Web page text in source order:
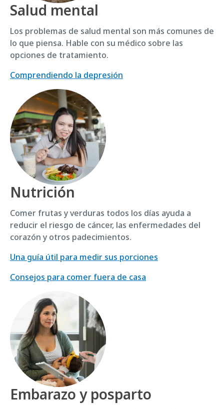
Salud mental
Los problemas de salud mental son más comunes de
lo que piensa. Hable con su médico sobre las
opciones de tratamiento.
Comprendiendo la depresión
Nutrición
Comer frutas y verduras todos los días ayuda a
reducir el riesgo de cáncer, las enfermedades del
corazón y otros padecimientos.
Una guía útil para medir sus porciones
Consejos para comer fuera de casa
Embarazo y posparto